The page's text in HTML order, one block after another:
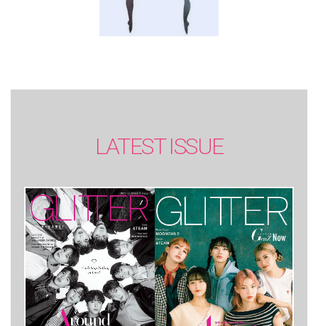
LATEST ISSUE